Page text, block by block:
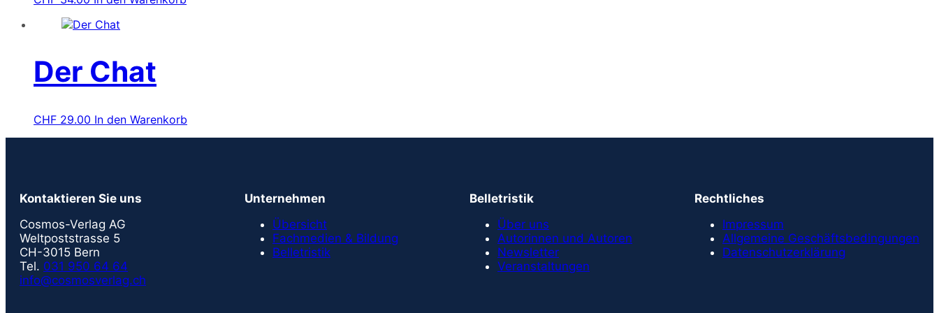
Der Chat
CHF 29.00 In den Warenkorb
Kontaktieren Sie uns
Cosmos-Verlag AG
Weltpoststrasse 5
CH-3015 Bern
Tel. 031 950 64 64
info@cosmosverlag.ch
Unternehmen
Übersicht
Fachmedien & Bildung
Belletristik
Belletristik
Über uns
Autorinnen und Autoren
Newsletter
Veranstaltungen
Rechtliches
Impressum
Allgemeine Geschäftsbedingungen
Datenschutzerklärung